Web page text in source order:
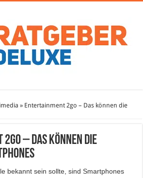
» Entertainment 2go – Das können die
– Das können die
bekannt sein sollte, sind Smartphones